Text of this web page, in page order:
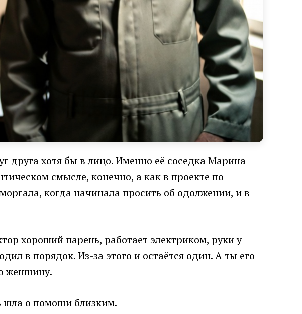
друга хотя бы в лицо. Именно её соседка Марина
смысле, конечно, а как в проекте по
когда начинала просить об одолжении, и в
хороший парень, работает электриком, руки у
в порядок. Из-за этого и остаётся один. А ты его
женщину.
шла о помощи близким.